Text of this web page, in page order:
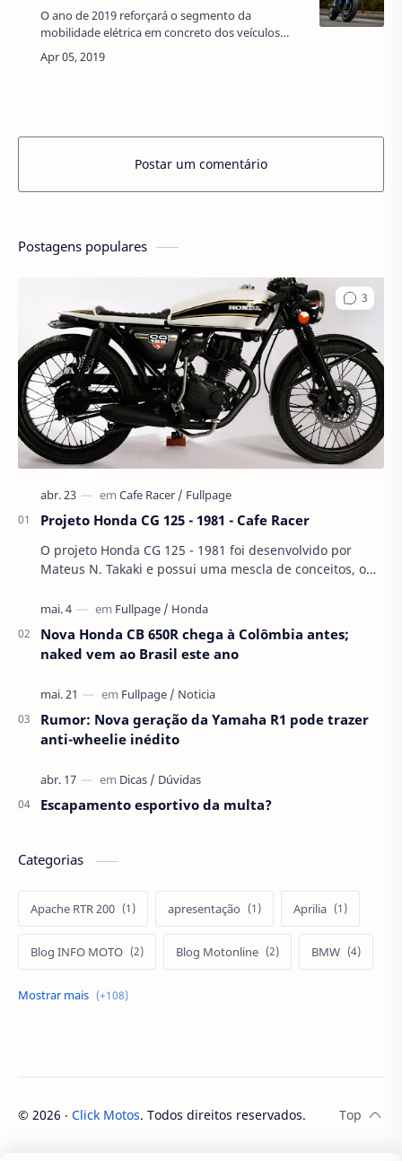
O ano de 2019 reforçará o segmento da
mobilidade elétrica em concreto dos veículos
elétricos. Nos últimos anos foram já
apresentados diversos tipos de veículos elétricos,
Postar um comentário
Postagens populares
Projeto Honda CG 125 - 1981 - Cafe Racer
O projeto Honda CG 125 - 1981 foi desenvolvido por
Mateus N. Takaki e possui uma mescla de conceitos, o
Nova Honda CB 650R chega à Colômbia antes;
naked vem ao Brasil este ano
Rumor: Nova geração da Yamaha R1 pode trazer
anti-wheelie inédito
Escapamento esportivo da multa?
Categorias
Apache RTR 200 apresentação Aprilia
Blog INFO MOTO Blog Motonline BMW
BMW R 1200 GS
CB 250 Twister CB 250F Twister CB 300R
CBR 300RR CBR 500R CBR 650
© 2026 ‧ Click Motos. Todos direitos reservados.